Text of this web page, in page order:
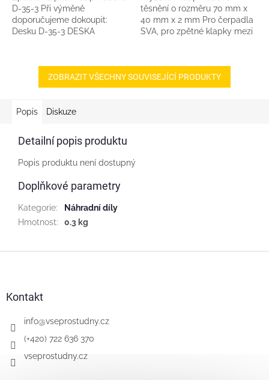
D-35-3 Při výměně
doporučujeme dokoupit:
Desku D-35-3 DESKA
Všeprostudny.cz
Těsnění TĚSNĚNÍ...
těsnění o rozměru 70 mm x
40 mm x 2 mm Pro čerpadla
SVA, pro zpětné klapky mezi
ZOBRAZIT VŠECHNY SOUVISEJÍCÍ PRODUKTY
Popis Diskuze
Detailní popis produktu
Popis produktu není dostupný
Doplňkové parametry
Kategorie:
Náhradní díly
Hmotnost: 0.3 kg
Kontakt
info@vseprostudny.cz
(+420) 722 636 370
vseprostudny.cz